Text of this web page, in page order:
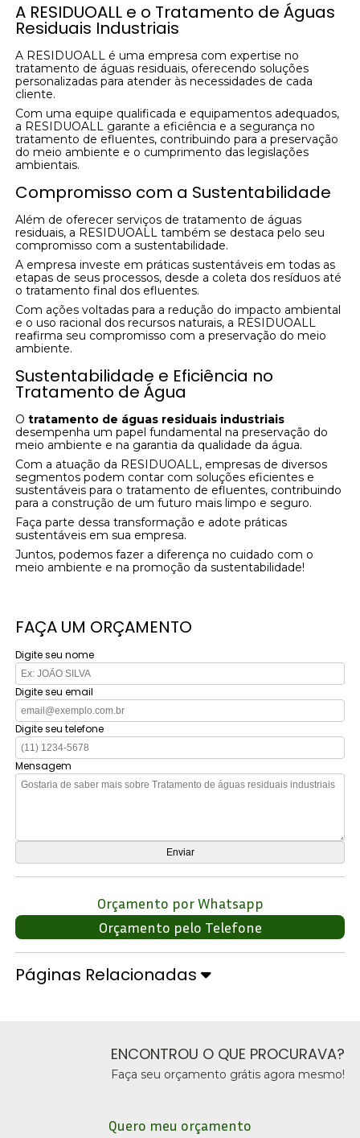
A RESIDUOALL e o Tratamento de Águas
Residuais Industriais
A RESIDUOALL é uma empresa com expertise no
tratamento de águas residuais, oferecendo soluções
personalizadas para atender às necessidades de cada
cliente.
Com uma equipe qualificada e equipamentos adequados,
a RESIDUOALL garante a eficiência e a segurança no
tratamento de efluentes, contribuindo para a preservação
do meio ambiente e o cumprimento das legislações
ambientais.
Compromisso com a Sustentabilidade
Além de oferecer serviços de tratamento de águas
residuais, a RESIDUOALL também se destaca pelo seu
compromisso com a sustentabilidade.
A empresa investe em práticas sustentáveis em todas as
etapas de seus processos, desde a coleta dos resíduos até
o tratamento final dos efluentes.
Com ações voltadas para a redução do impacto ambiental
e o uso racional dos recursos naturais, a RESIDUOALL
reafirma seu compromisso com a preservação do meio
ambiente.
Sustentabilidade e Eficiência no
Tratamento de Água
Otratamento de águas residuais industriais
desempenha um papel fundamental na preservação do
meio ambiente e na garantia da qualidade da água.
Com a atuação da RESIDUOALL, empresas de diversos
segmentos podem contar com soluções eficientes e
sustentáveis para o tratamento de efluentes, contribuindo
para a construção de um futuro mais limpo e seguro.
Faça parte dessa transformação e adote práticas
sustentáveis em sua empresa.
Juntos, podemos fazer a diferença no cuidado com o
meio ambiente e na promoção da sustentabilidade!
FAÇA UM ORÇAMENTO
Digite seu nome
Digite seu email
Digite seu telefone
Mensagem
Orçamento por Whatsapp
Orçamento pelo Telefone
Páginas Relacionadas
ENCONTROU O QUE PROCURAVA?
Faça seu orçamento grátis agora mesmo!
Quero meu orçamento